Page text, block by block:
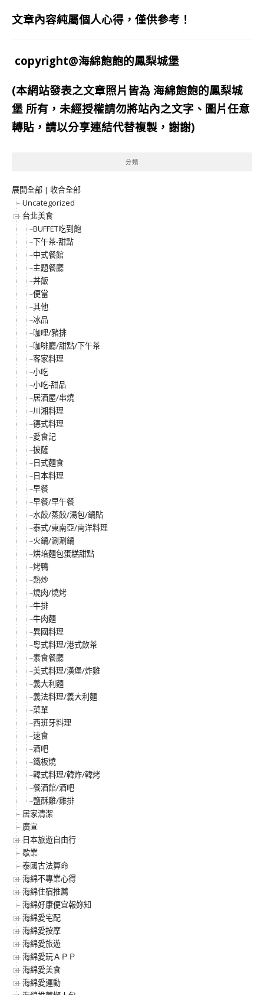
文章內容純屬個人心得，僅供參考！
copyright@海綿飽飽的鳳梨城堡
(本網站發表之文章照片皆為 海綿飽飽的鳳梨城
堡 所有，未經授權請勿將站內之文字、圖片任意
轉貼，請以分享連結代替複製，謝謝)
分類
展開全部 | 收合全部
Uncategorized
台北美食
BUFFET吃到飽
下午茶-甜點
中式餐館
主題餐廳
丼飯
便當
其他
冰品
咖哩/豬排
咖啡廳/甜點/下午茶
客家料理
小吃
小吃-甜品
居酒屋/串燒
川湘料理
德式料理
愛食記
披薩
日式麵食
日本料理
早餐
早餐/早午餐
水餃/蒸餃/湯包/鍋貼
泰式/東南亞/南洋料理
火鍋/涮涮鍋
烘培麵包蛋糕甜點
烤鴨
熱炒
燒肉/燒烤
牛排
牛肉麵
異國料理
粵式料理/港式飲茶
素食餐廳
美式料理/漢堡/炸雞
義大利麵
義法料理/義大利麵
菜單
西班牙料理
速食
酒吧
鐵板燒
韓式料理/韓炸/韓烤
餐酒館/酒吧
鹽酥雞/雞排
居家清潔
廣宣
日本旅遊自由行
歇業
泰國古法算命
海綿不專業心得
海綿住宿推薦
海綿好康便宜報妳知
海綿愛宅配
海綿愛按摩
海綿愛旅遊
海綿愛玩ＡＰＰ
海綿愛美食
海綿愛運動